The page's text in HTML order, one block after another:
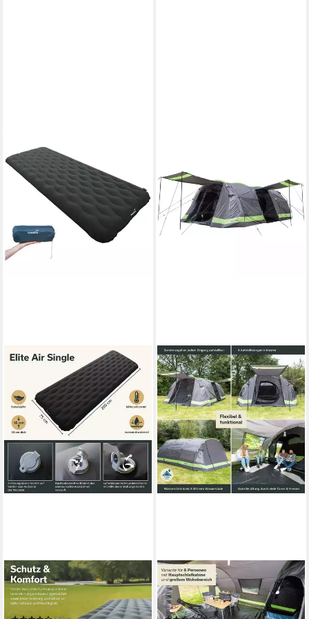
SKANDIKA
Isomatte Elite Air Single,
aufblasbare Luftmatratze für
1 Person, ultraleicht
SKANDIKA
Tunnelzelt Kambo 12
Familienzelt, dunkler
Schlafkabine, 3 Eingänge,